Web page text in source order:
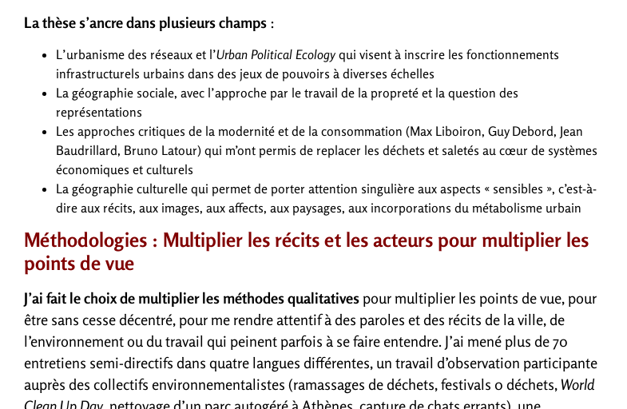
La thèse s’ancre dans plusieurs champs :
L’urbanisme des réseaux et l’Urban Political Ecology qui visent à inscrire les fonctionnements
infrastructurels urbains dans des jeux de pouvoirs à diverses échelles
La géographie sociale, avec l’approche par le travail de la propreté et la question des
représentations
Les approches critiques de la modernité et de la consommation (Max Liboiron, Guy Debord, Jean
Baudrillard, Bruno Latour) qui m’ont permis de replacer les déchets et saletés au cœur de systèmes
économiques et culturels
La géographie culturelle qui permet de porter attention singulière aux aspects « sensibles », c’est-à-
dire aux récits, aux images, aux affects, aux paysages, aux incorporations du métabolisme urbain
Méthodologies : Multiplier les récits et les acteurs pour multiplier les
points de vue
J’ai fait le choix de multiplier les méthodes qualitatives pour multiplier les points de vue, pour
être sans cesse décentré, pour me rendre attentif à des paroles et des récits de la ville, de
l’environnement ou du travail qui peinent parfois à se faire entendre. J’ai mené plus de 70
entretiens semi-directifs dans quatre langues différentes, un travail d’observation participante
auprès des collectifs environnementalistes (ramassages de déchets, festivals 0 déchets, World